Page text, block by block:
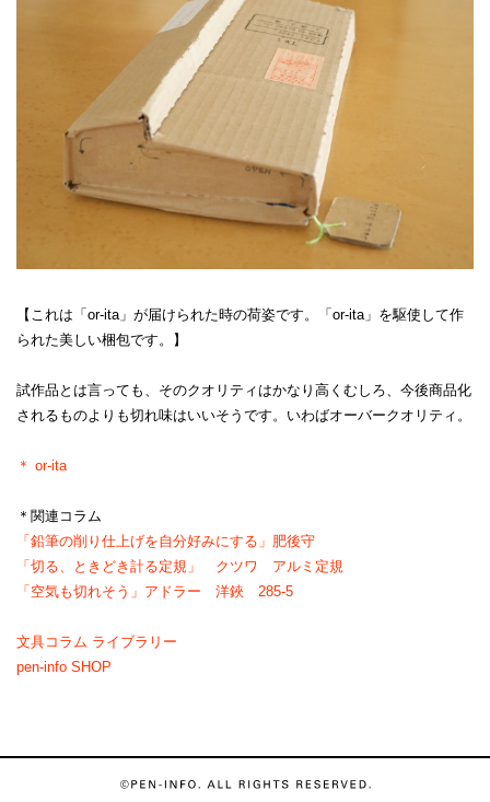
【これは「or-ita」が届けられた時の荷姿です。「or-ita」を駆使して作
られた美しい梱包です。】
試作品とは言っても、そのクオリティはかなり高くむしろ、今後商品化
されるものよりも切れ味はいいそうです。いわばオーバークオリティ。
＊ or-ita
＊関連コラム
「鉛筆の削り仕上げを自分好みにする」肥後守
「切る、ときどき計る定規」 クツワ アルミ定規
「空気も切れそう」アドラー 洋鋏 285-5
文具コラム ライブラリー
pen-info SHOP